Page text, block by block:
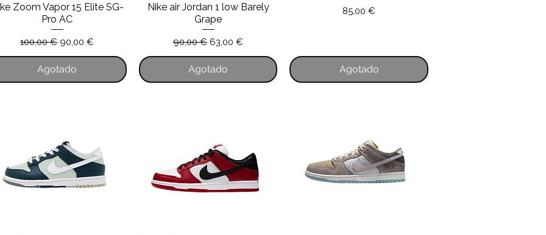
Zoom Vapor 15 Elite SG-
Pro AC
Precio
100,00 € Precio de oferta
90,00 €
Agotado
Nike air Jordan 1 low Barely
Grape
Precio
90,00 € Precio de oferta
63,00 €
Agotado
Precio
85,00 €
Agotado